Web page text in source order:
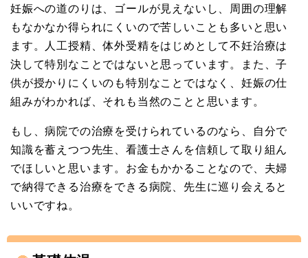
妊娠への道のりは、ゴールが見えないし、周囲の理解
もなかなか得られにくいので苦しいことも多いと思い
ます。人工授精、体外受精をはじめとして不妊治療は
決して特別なことではないと思っています。また、子
供が授かりにくいのも特別なことではなく、妊娠の仕
組みがわかれば、それも当然のことと思います。
もし、病院での治療を受けられているのなら、自分で
知識を蓄えつつ先生、看護士さんを信頼して取り組ん
でほしいと思います。お金もかかることなので、夫婦
で納得できる治療をできる病院、先生に巡り会えると
いいですね。